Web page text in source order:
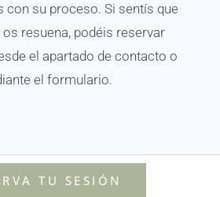
con su proceso. Si sentís que
resuena, podéis reservar
el apartado de contacto o
el formulario.
TU SESIÓN